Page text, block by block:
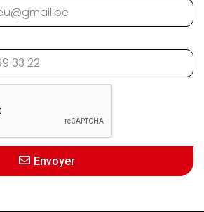
Envoyer